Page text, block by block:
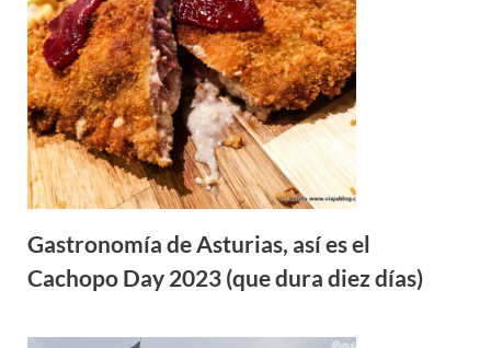
Gastronomía de Asturias, así es el
Cachopo Day 2023 (que dura diez días)